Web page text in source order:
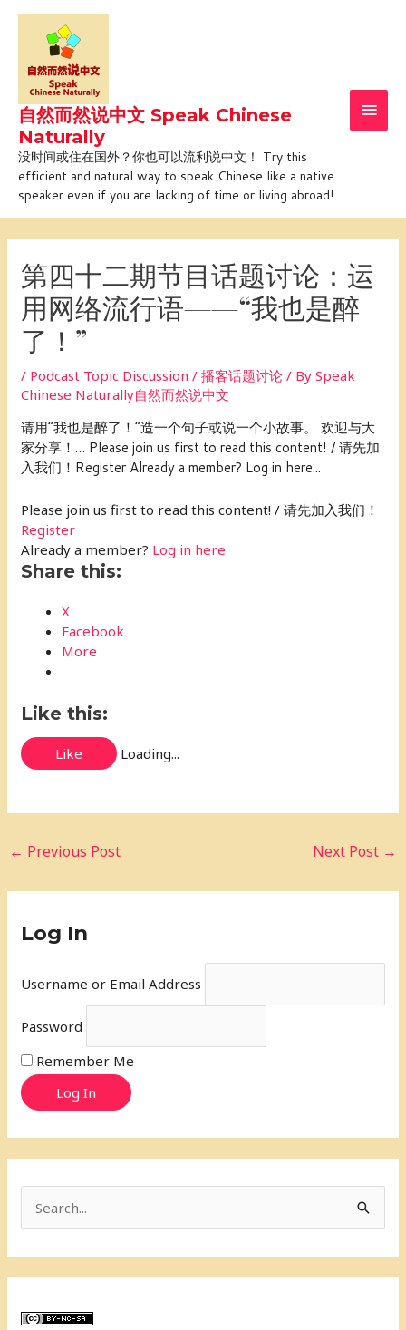
Skip
content
自然而然说中文 Speak Chinese
Naturally
没时间或住在国外？你也可以流利说中文！ Try this
efficient and natural way to speak Chinese like a native
speaker even if you are lacking of time or living abroad!
第四十二期节目话题讨论：运
用网络流行语——“我也是醉
了！”
/ Podcast Topic Discussion / 播客话题讨论 / BySpeak
Chinese Naturally自然而然说中文
请用“我也是醉了！”造一个句子或说一个小故事。 欢迎与大
家分享！… Please join us first to read this content! / 请先加
入我们！Register Already a member? Log in here...
Please join us first to read this content! / 请先加入我们！
Register
Already a member? Log in here
Share this:
X
Facebook
More
Like this:
Like Loading...
← Previous Post Next Post →
Log In
Username or Email Address
Password
Remember Me
Log In
c